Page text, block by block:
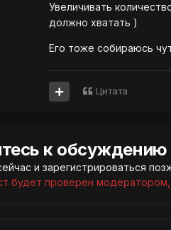
Увеличивать
должно хватать )
Его тоже собираюсь
Цитата
к обсуждению
и зарегистрироваться
будет проверен